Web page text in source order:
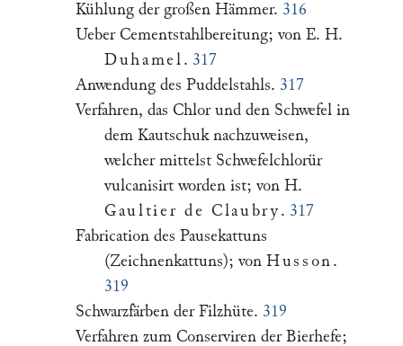
Kühlung der großen Hämmer. 316
Ueber Cementstahlbereitung; von E. H.
Duhamel . 317
Anwendung des Puddelstahls. 317
Verfahren, das Chlor und den Schwefel in
dem Kautschuk nachzuweisen,
welcher mittelst Schwefelchlorür
vulcanisirt worden ist; von H.
Gaultier de Claubry. 317
Fabrication des Pausekattuns
(Zeichnenkattuns); von Husson .
319
Schwarzfärben der Filzhüte. 319
Verfahren zum Conserviren der Bierhefe;